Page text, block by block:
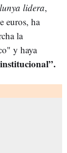
lidera,
euros, ha
la
y haya